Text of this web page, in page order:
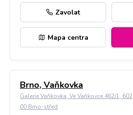
Zavolat
Mapa centra
Brno, Vaňkovka
Galerie Vaňkovka, Ve Vaňkovce 462/1, 602
00 Brno-střed